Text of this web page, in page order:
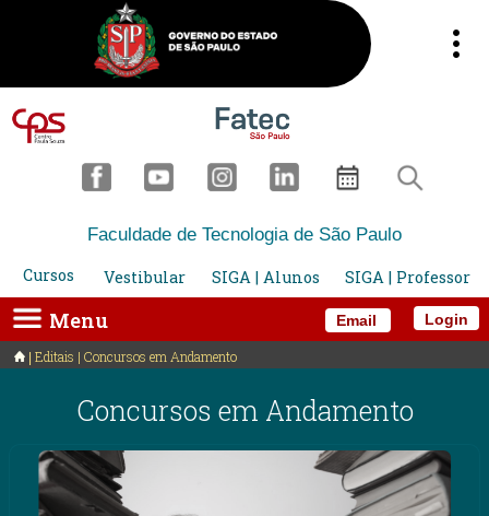
Email
Faculdade de Tecnologia de São Paulo
Cursos
Vestibular SIGA | Alunos SIGA | Professor
Menu Login
Editais | Concursos em Andamento
Concursos em Andamento